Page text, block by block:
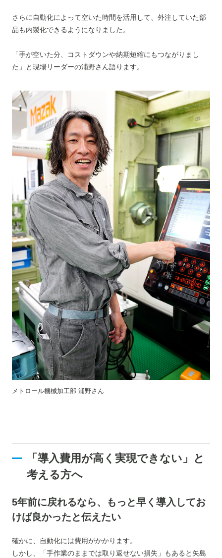
さらに自動化によって空いた時間を活用して、外注していた部
品も内製化できるようになりました。
「手が空いた分、コストダウンや納期短縮にもつながりまし
た」と現場リーダーの浦野さん語ります。
メトロール機械加工部 浦野さん
「導入費用が高く実現できない」と
考える方へ
5年前に戻れるなら、もっと早く導入してお
けば良かったと伝えたい
確かに、自動化には費用がかかります。
しかし、「手作業のままでは取り返せない損失」もあると矢島